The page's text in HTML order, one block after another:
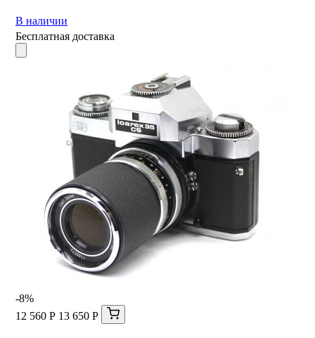
В наличии
Бесплатная доставка
-8%
12 560 Р 13 650 Р